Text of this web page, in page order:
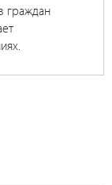
граждан